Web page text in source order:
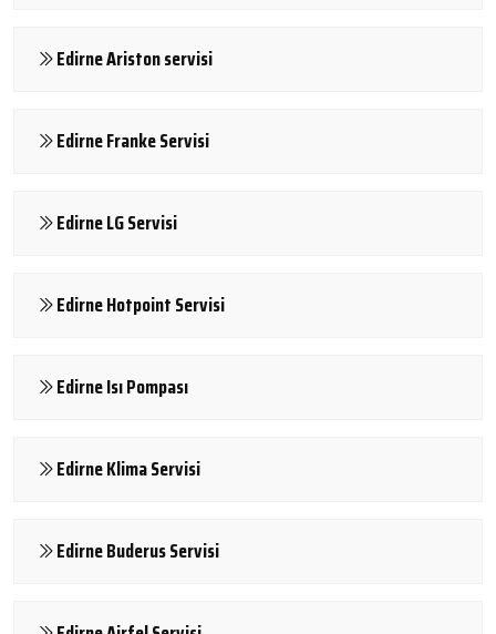
Edirne Ariston servisi
Edirne Franke Servisi
Edirne LG Servisi
Edirne Hotpoint Servisi
Edirne Isı Pompası
Edirne Klima Servisi
Edirne Buderus Servisi